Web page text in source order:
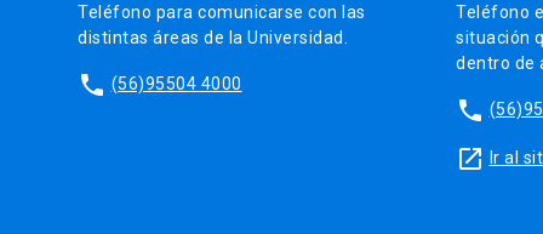
Teléfono para comunicarse con las
distintas áreas de la Universidad.
phone (56)95504 4000
Teléfono
situación
dentro de
phone
launch Ir al